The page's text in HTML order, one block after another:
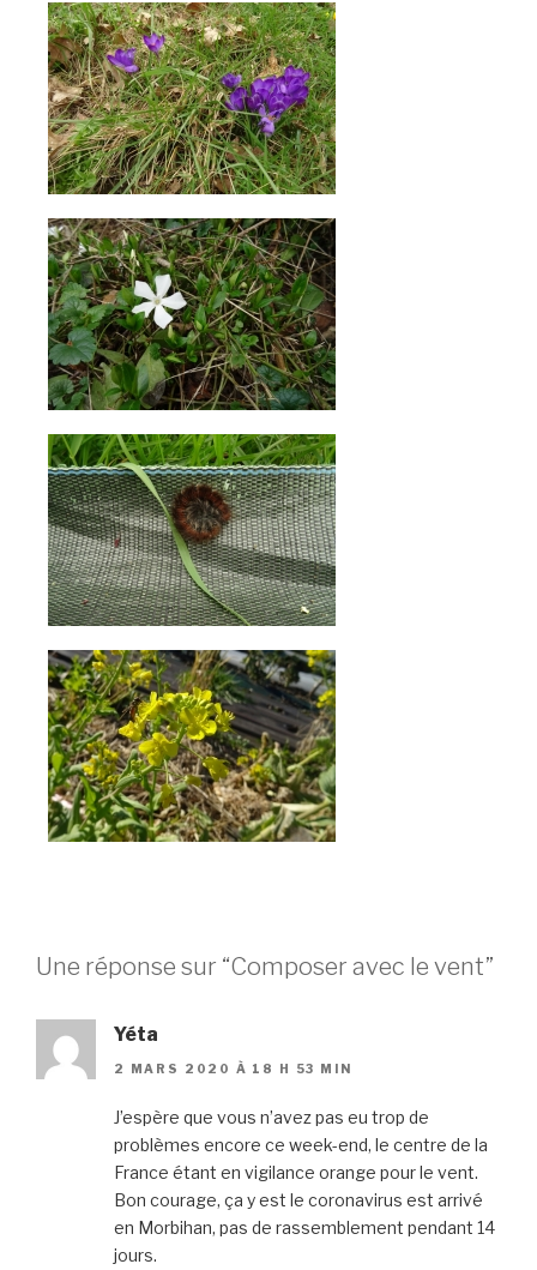
Une réponse sur “Composer avec le vent”
Yéta
2 MARS 2020 À 18 H 53 MIN
J’espère que vous n’avez pas eu trop de
problèmes encore ce week-end, le centre de la
France étant en vigilance orange pour le vent.
Bon courage, ça y est le coronavirus est arrivé
en Morbihan, pas de rassemblement pendant 14
jours.